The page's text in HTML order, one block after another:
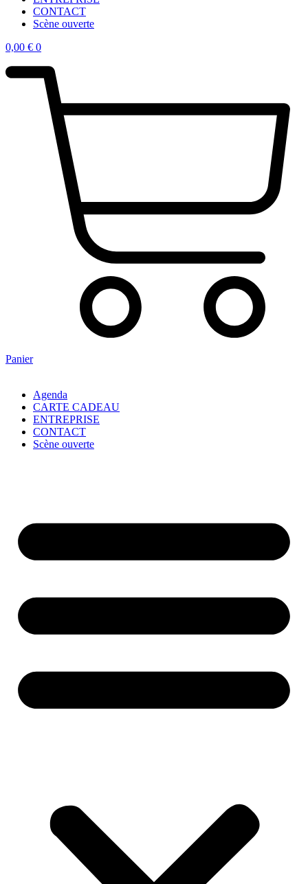
CONTACT
Scène ouverte
0,00 € 0
Panier
Agenda
CARTE CADEAU
ENTREPRISE
CONTACT
Scène ouverte